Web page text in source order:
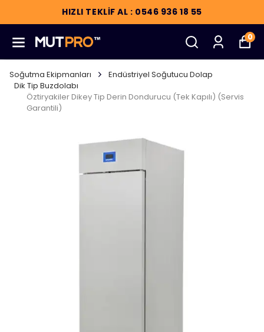
HIZLI TEKLİF AL : 0546 936 18 55
0
Soğutma Ekipmanları
Endüstriyel Soğutucu Dolap
Dik Tip Buzdolabı
Öztiryakiler Dikey Tip Derin Dondurucu (Tek Kapılı) (Servis
Garantili)